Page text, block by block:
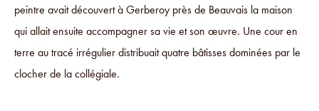
peintre avait découvert à Gerberoy près de Beauvais la maison
qui allait ensuite accompagner sa vie et son œuvre. Une cour en
terre au tracé irrégulier distribuait quatre bâtisses dominées par le
clocher de la collégiale.